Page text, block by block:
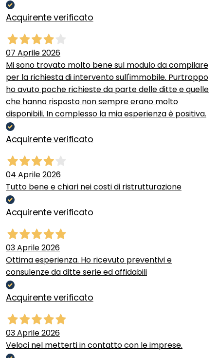
Acquirente verificato
07 Aprile 2026
Mi sono trovato molto bene sul modulo da compilare
per la richiesta di intervento sull'immobile. Purtroppo
ho avuto poche richieste da parte delle ditte e quelle
che hanno risposto non sempre erano molto
disponibili. In complesso la mia esperienza è positiva.
Acquirente verificato
04 Aprile 2026
Tutto bene e chiari nei costi di ristrutturazione
Acquirente verificato
03 Aprile 2026
Ottima esperienza. Ho ricevuto preventivi e
consulenze da ditte serie ed affidabili
Acquirente verificato
03 Aprile 2026
Veloci nel metterti in contatto con le imprese.